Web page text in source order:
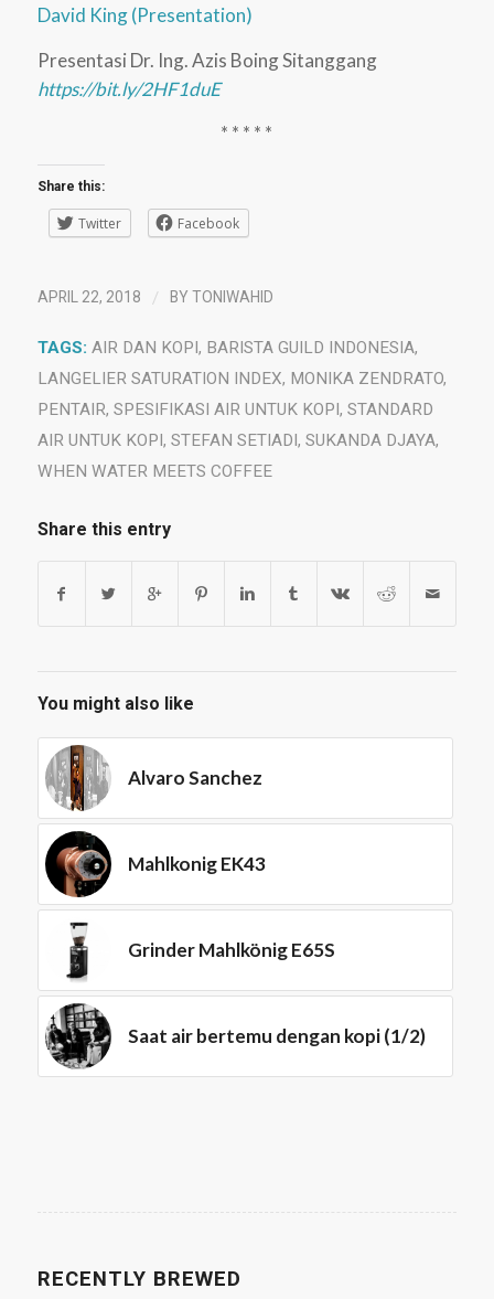
David King (Presentation)
Presentasi Dr. Ing. Azis Boing Sitanggang
https://bit.ly/2HF1duE
* * * * *
Share this:
Twitter Facebook
APRIL 22, 2018 / BY TONIWAHID
TAGS: AIR DAN KOPI, BARISTA GUILD INDONESIA,
LANGELIER SATURATION INDEX, MONIKA ZENDRATO,
PENTAIR, SPESIFIKASI AIR UNTUK KOPI, STANDARD
AIR UNTUK KOPI, STEFAN SETIADI, SUKANDA DJAYA,
WHEN WATER MEETS COFFEE
Share this entry
You might also like
Alvaro Sanchez
Mahlkonig EK43
Grinder Mahlkönig E65S
Saat air bertemu dengan kopi (1/2)
RECENTLY BREWED